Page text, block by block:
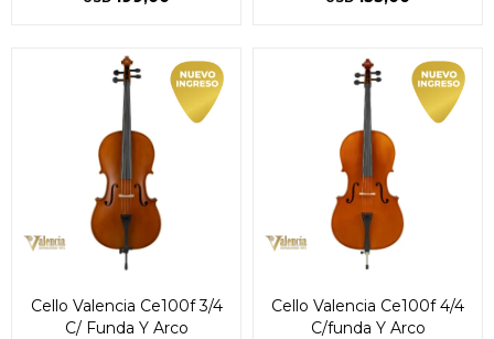
Cello Valencia Ce100f 3/4
C/ Funda Y Arco
Cello Valencia Ce100f 4/4
C/funda Y Arco